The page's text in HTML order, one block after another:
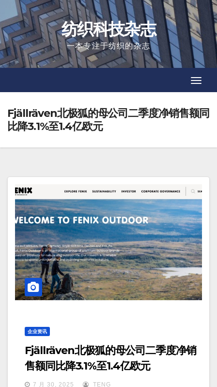
to
content
纺织科技杂志
一本专注于纺织的杂志
Fjällräven北极狐的母公司二季度净销售额同
比降3.1%至1.4亿欧元
企业资讯
Fjällräven北极狐的母公司二季度净销
售额同比降3.1%至1.4亿欧元
7 月 30, 2025 TENG